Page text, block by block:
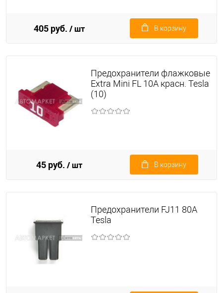
405 руб. / шт В корзину
Предохранители флажковые
Extra Mini FL 10A красн. Tesla
(10)
45 руб. / шт В корзину
Предохранители FJ11 80A
Tesla